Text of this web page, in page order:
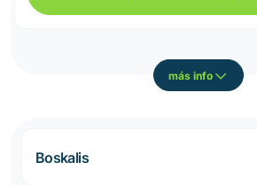
más info
Boskalis